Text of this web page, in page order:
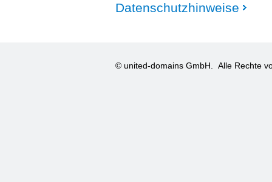
Datenschutzhinweise
© united-domains GmbH. Alle Rechte